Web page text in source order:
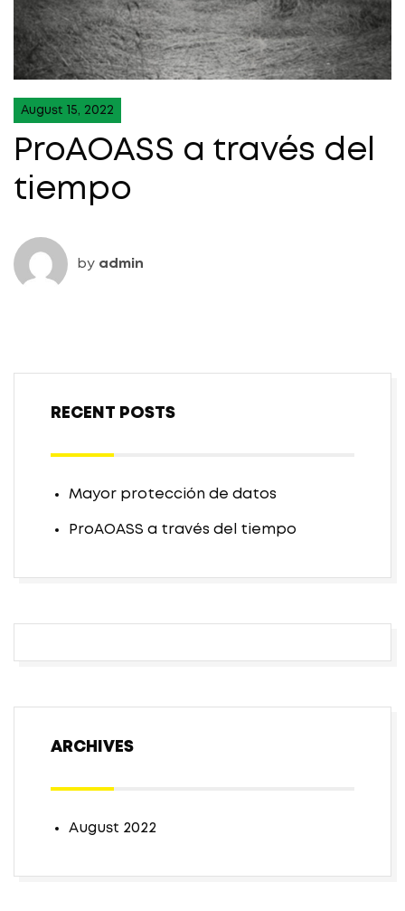
August 15, 2022
ProAOASS a través del
tiempo
by admin
RECENT POSTS
Mayor protección de datos
ProAOASS a través del tiempo
ARCHIVES
August 2022